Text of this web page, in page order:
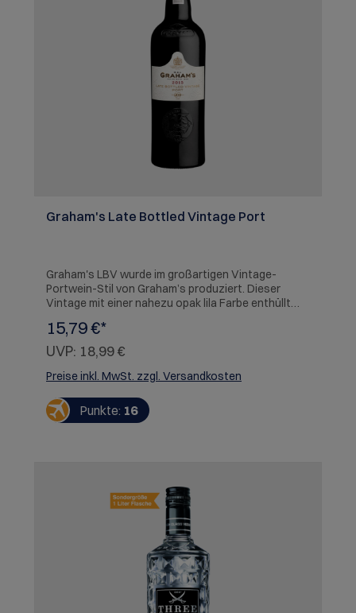
Graham's Late Bottled Vintage Port
Graham's LBV wurde im großartigen Vintage-
Portwein-Stil von Graham’s produziert. Dieser
Vintage mit einer nahezu opak lila Farbe enthüllt
Kirsche sowie Noten von frisch gepflückter Minze.
Vollmundig mit Brombeerfruchtaromen, zeigt dieser
Wein die Graham’s Signatur von Komplexität und
Eleganz in perfekter Balance.
15,79 €*
UVP: 18,99 €
Preise inkl. MwSt. zzgl. Versandkosten
Punkte: 16